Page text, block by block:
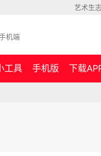
艺术生
机端
工具 手机版 下载